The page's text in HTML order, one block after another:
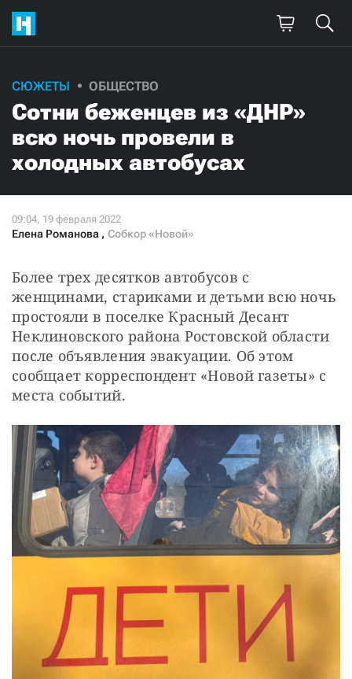
СЮЖЕТЫ ОБЩЕСТВО
Сотни беженцев из «ДНР»
всю ночь провели в
холодных автобусах
Елена Романова , Собкор «Новой»
Более трех десятков автобусов с
женщинами, стариками и детьми всю ночь
простояли в поселке Красный Десант
Неклиновского района Ростовской области
после объявления эвакуации. Об этом
сообщает корреспондент «Новой газеты» с
места событий.
Поддержите
нашу работу!
Ежемесячно
3000 1000
500
Нажимая кнопку «Стать соучастником»,
я принимаю условия и подтверждаю свое гражданство РФ
СТАТЬ СОУЧАСТНИКОМ
ПОДЕЛИТЬСЯ С ДРУЗЬЯМИ
звоните:
+7 (929) 612-03-68